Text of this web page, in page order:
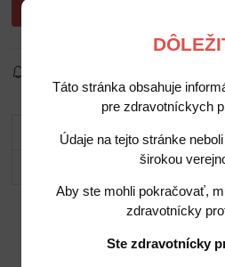
Táto stránka obsahuje
pre zdravotníckych
Údaje na tejto stránke
širokou
Aby ste mohli pokračovať,
zdravotnícky
Ste zdravotnícky
Popis
Potrebujete